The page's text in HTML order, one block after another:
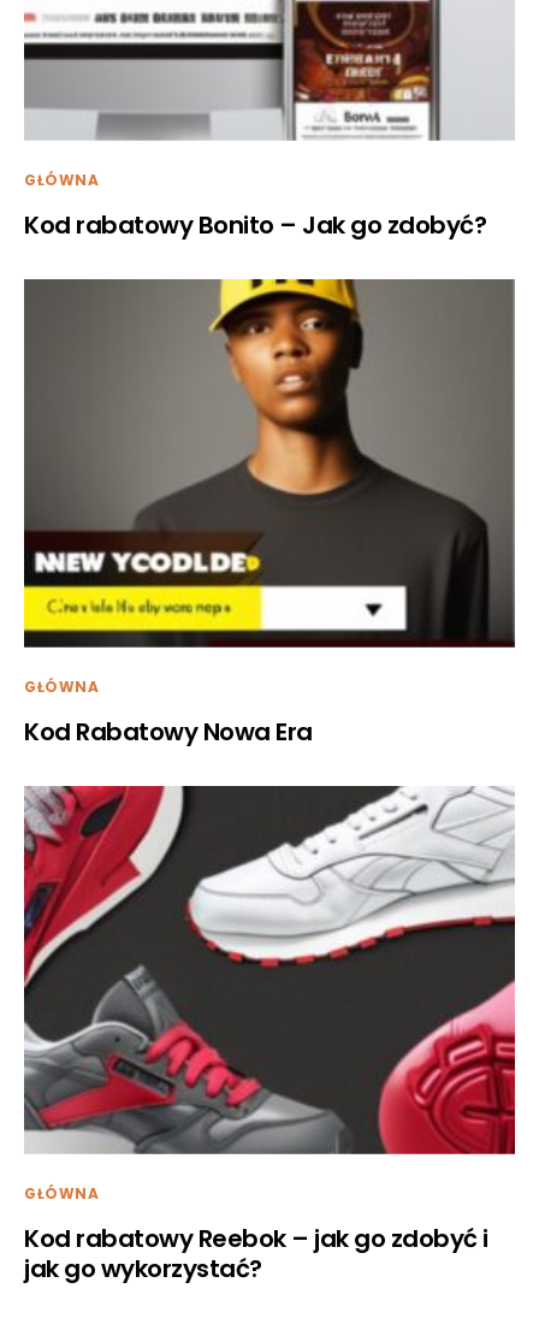
GŁÓWNA
Kod rabatowy Bonito – Jak go zdobyć?
GŁÓWNA
Kod Rabatowy Nowa Era
GŁÓWNA
Kod rabatowy Reebok – jak go zdobyć i
jak go wykorzystać?